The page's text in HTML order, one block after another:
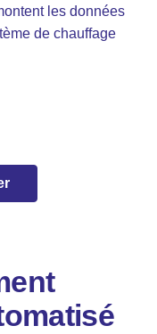
les données
de chauffage